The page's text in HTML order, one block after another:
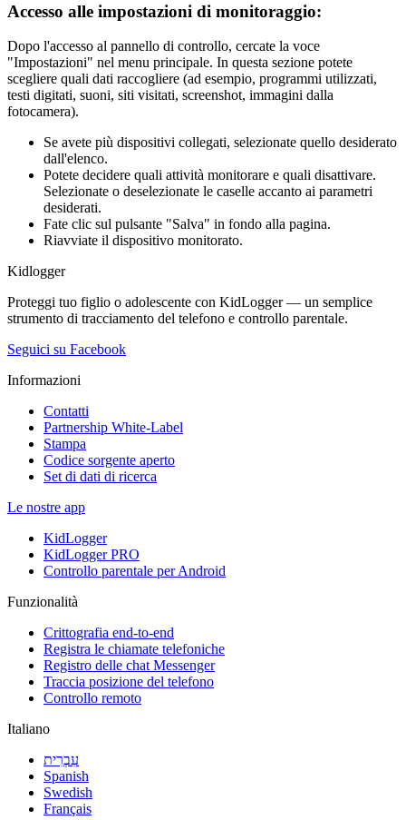
Accesso alle impostazioni di monitoraggio:
Dopo l'accesso al pannello di controllo, cercate la voce
"Impostazioni" nel menu principale. In questa sezione potete
scegliere quali dati raccogliere (ad esempio, programmi utilizzati,
testi digitati, suoni, siti visitati, screenshot, immagini dalla
fotocamera).
Se avete più dispositivi collegati, selezionate quello desiderato
dall'elenco.
Potete decidere quali attività monitorare e quali disattivare.
Selezionate o deselezionate le caselle accanto ai parametri
desiderati.
Fate clic sul pulsante "Salva" in fondo alla pagina.
Riavviate il dispositivo monitorato.
Kidlogger
Proteggi tuo figlio o adolescente con KidLogger — un semplice
strumento di tracciamento del telefono e controllo parentale.
Seguici su Facebook
Informazioni
Contatti
Partnership White-Label
Stampa
Codice sorgente aperto
Set di dati di ricerca
Le nostre app
KidLogger
KidLogger PRO
Controllo parentale per Android
Funzionalità
Crittografia end-to-end
Registra le chiamate telefoniche
Registro delle chat Messenger
Traccia posizione del telefono
Controllo remoto
Italiano
עִבְרִית
Spanish
Swedish
Français